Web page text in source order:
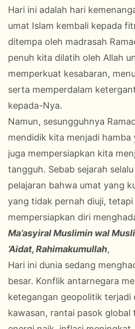
Hari ini adalah hari
umat Islam kembali kepada
ditempa oleh madrasah
penuh kita dilatih oleh Allah
memperkuat kesabaran,
serta memperdalam
kepada-Nya.
Namun, sesungguhnya
mendidik kita menjadi hamba
juga mempersiapkan kita
tangguh. Sebab sejarah
pelajaran bahwa umat yang
yang tidak pernah diuji,
mempersiapkan diri
Ma’asyiral Muslimin wal
‘Aidat, Rahimakumullah,
Hari ini dunia sedang
besar. Konflik antarnegara
ketegangan geopolitik terjadi
kawasan, rantai pasok global